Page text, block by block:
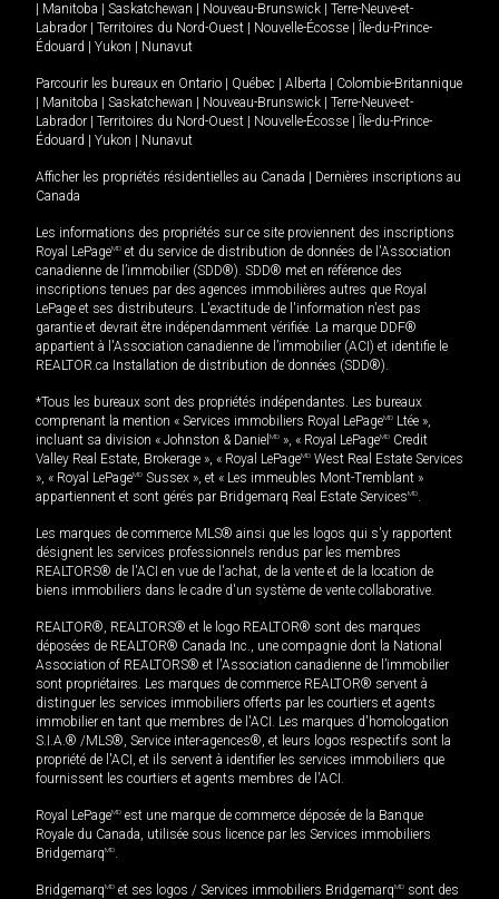
Manitoba Saskatchewan Nouveau-Brunswick
Terre-Neuve-et-
Labrador
Territoires du Nord-Ouest Nouvelle-Écosse
Île-du-Prince-
Édouard
Yukon Nunavut
Parcourir les bureaux en Ontario Québec Alberta
Colombie-Britannique
Manitoba Saskatchewan Nouveau-Brunswick
Terre-Neuve-et-
Labrador
Territoires du Nord-Ouest Nouvelle-Écosse
Île-du-Prince-
Édouard
Yukon Nunavut
Afficher les propriétés résidentielles au Canada
Dernières inscriptions au
Canada
Les informations des propriétés sur ce site proviennent des inscriptions
Royal LePageMD et du service de distribution de données de l'Association
canadienne de l’immobilier (SDD®). SDD® met en référence des
inscriptions tenues par des agences immobilières autres que Royal
LePage et ses distributeurs. L'exactitude de l'information n'est pas
garantie et devrait être indépendamment vérifiée. La marque DDF®
appartient à l'Association canadienne de l’immobilier (ACI) et identifie le
REALTOR.ca Installation de distribution de données (SDD®).
*Tous les bureaux sont des propriétés indépendantes. Les bureaux
comprenant la mention « Services immobiliers Royal LePageMD Ltée »,
incluant sa division « Johnston & Daniel MD », « Royal LePageMD Credit
Valley Real Estate, Brokerage », « Royal LePageMD West Real Estate Services
», « Royal LePageMD Sussex », et « Les immeubles Mont-Tremblant »
appartiennent et sont gérés par Bridgemarq Real Estate ServicesMD.
Les marques de commerce MLS® ainsi que les logos qui s'y rapportent
désignent les services professionnels rendus par les membres
REALTORS® de l'ACI en vue de l'achat, de la vente et de la location de
biens immobiliers dans le cadre d'un système de vente collaborative.
REALTOR®, REALTORS® et le logo REALTOR® sont des marques
déposées de REALTOR® Canada Inc., une compagnie dont la National
Association of REALTORS® et l'Association canadienne de l’immobilier
sont propriétaires. Les marques de commerce REALTOR® servent à
distinguer les services immobiliers offerts par les courtiers et agents
immobilier en tant que membres de l'ACI. Les marques d'homologation
S.I.A.® /MLS®, Service inter-agences®, et leurs logos respectifs sont la
propriété de l'ACI, et ils servent à identifier les services immobiliers que
fournissent les courtiers et agents membres de l'ACI.
Royal LePageMD est une marque de commerce déposée de la Banque
Royale du Canada, utilisée sous licence par les Services immobiliers
BridgemarqMD.
BridgemarqMD et ses logos / Services immobiliers BridgemarqMD sont des